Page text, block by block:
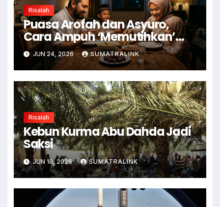
Risalah
Puasa Arofah dan Asyuro,
Cara Ampuh ‘Memutihkan’
Dosa
JUN 24, 2026 SUMATRALINK
Risalah
Kebun Kurma Abu Dahda Jadi
Saksi
JUN 18, 2026 SUMATRALINK